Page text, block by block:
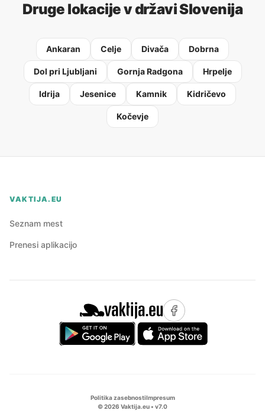
Druge lokacije v državi Slovenija
Ankaran Celje Divača Dobrna
Dol pri Ljubljani Gornja Radgona Hrpelje
Idrija Jesenice Kamnik Kidričevo
Kočevje
VAKTIJA.EU
Seznam mest
Prenesi aplikacijo
Politika zasebnostiImpresum
©2026 Vaktija.eu • v7.0